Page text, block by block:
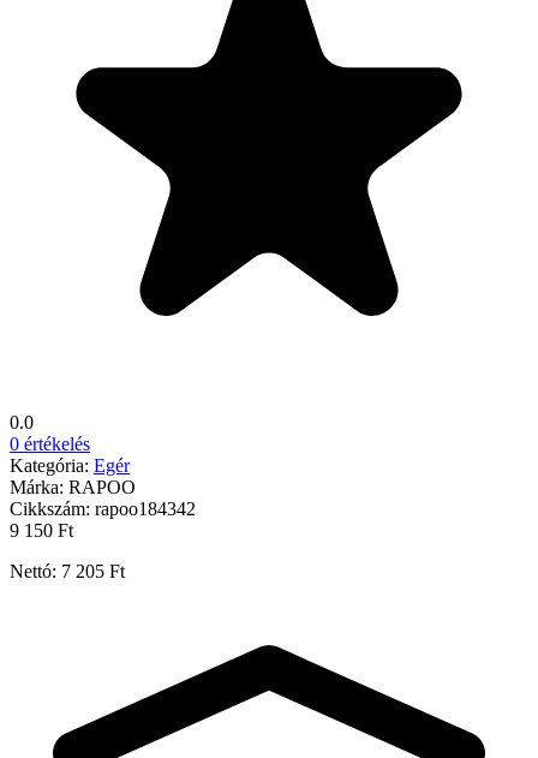
0.0
0 értékelés
Kategória: Egér
Márka: RAPOO
Cikkszám: rapoo184342
9 150 Ft
Nettó: 7 205 Ft